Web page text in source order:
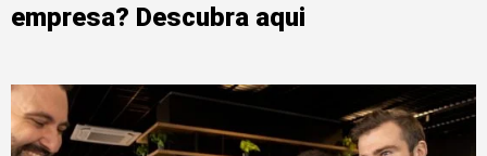
empresa? Descubra aqui